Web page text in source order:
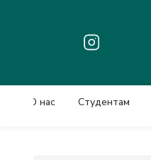
О нас Студентам